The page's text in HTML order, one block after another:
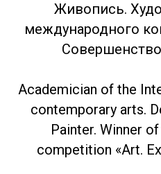
Живопись.
международного
Academician of the
contemporary arts.
Painter. Winner
competition «Art.